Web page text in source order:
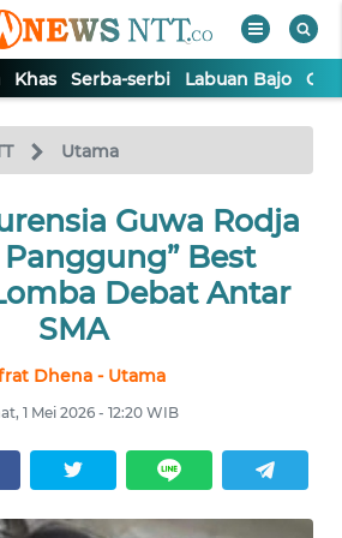
Khas Serba-serbi Labuan Bajo
Utama
Guwa Rodja
Panggung” Best
Debat Antar
SMA
Dhena - Utama
1 Mei 2026 - 12:20 WIB